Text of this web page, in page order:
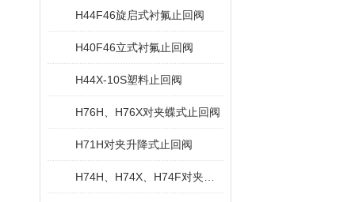
H44F46旋启式衬氟止回阀
H40F46立式衬氟止回阀
H44X-10S塑料止回阀
H76H、H76X对夹蝶式止回阀
H71H对夹升降式止回阀